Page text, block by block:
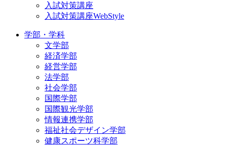
入試対策講座
入試対策講座WebStyle
学部・学科
文学部
経済学部
経営学部
法学部
社会学部
国際学部
国際観光学部
情報連携学部
福祉社会デザイン学部
健康スポーツ科学部